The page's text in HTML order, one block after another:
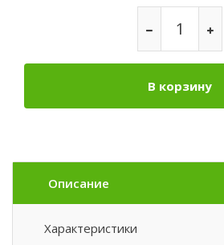
В корзину
Описание
Характеристики